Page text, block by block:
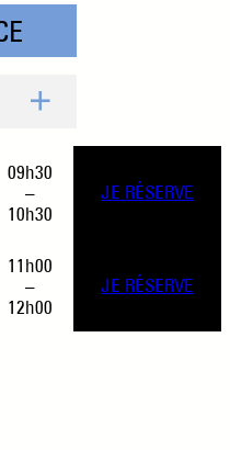
09h30
–
10h30
JE RÉSERVE
11h00
–
12h00
JE RÉSERVE